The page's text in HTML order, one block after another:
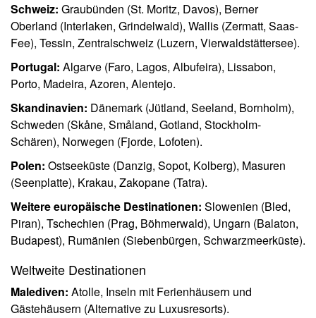
Schweiz: Graubünden (St. Moritz, Davos), Berner
Oberland (Interlaken, Grindelwald), Wallis (Zermatt, Saas-
Fee), Tessin, Zentralschweiz (Luzern, Vierwaldstättersee).
Portugal: Algarve (Faro, Lagos, Albufeira), Lissabon,
Porto, Madeira, Azoren, Alentejo.
Skandinavien: Dänemark (Jütland, Seeland, Bornholm),
Schweden (Skåne, Småland, Gotland, Stockholm-
Schären), Norwegen (Fjorde, Lofoten).
Polen: Ostseeküste (Danzig, Sopot, Kolberg), Masuren
(Seenplatte), Krakau, Zakopane (Tatra).
Weitere europäische Destinationen: Slowenien (Bled,
Piran), Tschechien (Prag, Böhmerwald), Ungarn (Balaton,
Budapest), Rumänien (Siebenbürgen, Schwarzmeerküste).
Weltweite Destinationen
Malediven: Atolle, Inseln mit Ferienhäusern und
Gästehäusern (Alternative zu Luxusresorts).